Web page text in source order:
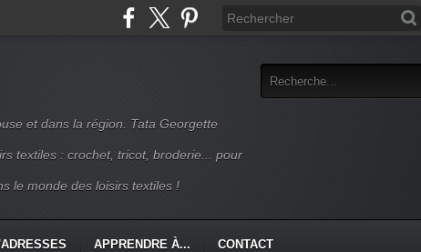
et dans la région. Tata Georgette
textiles : crochet, tricot, broderie... pour
le monde des loisirs textiles !
APPRENDRE À... CONTACT